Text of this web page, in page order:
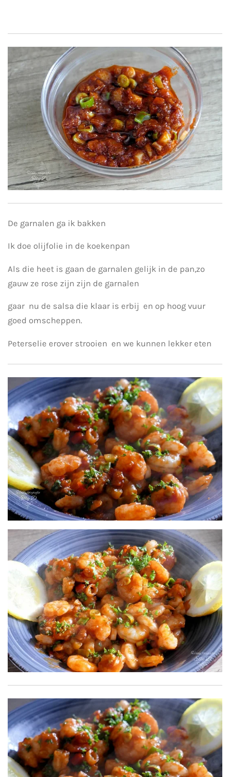
De garnalen ga ik bakken
Ik doe olijfolie in de koekenpan
Als die heet is gaan de garnalen gelijk in de pan,zo
gauw ze rose zijn zijn de garnalen
gaar nu de salsa die klaar is erbij en op hoog vuur
goed omscheppen.
Peterselie erover strooien en we kunnen lekker eten